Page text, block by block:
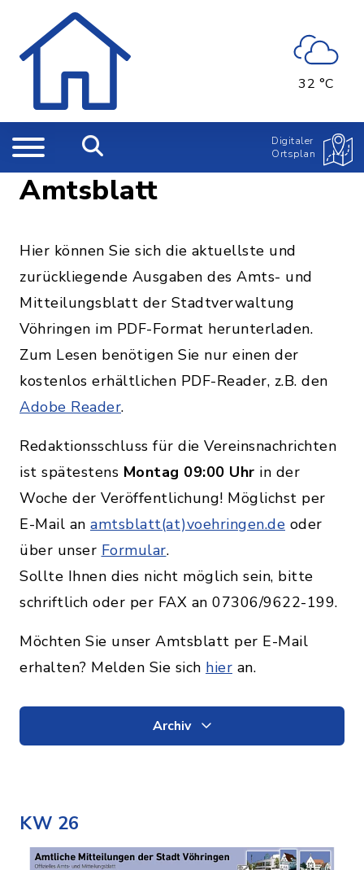
32 °C
Digitaler
Ortsplan
Amtsblatt
Hier können Sie sich die aktuellste und
zurückliegende Ausgaben des Amts- und
Mitteilungsblatt der Stadtverwaltung
Vöhringen im PDF-Format herunterladen.
Zum Lesen benötigen Sie nur einen der
kostenlos erhältlichen PDF-Reader, z.B. den
Adobe Reader.
Redaktionsschluss für die Vereinsnachrichten
ist spätestens Montag 09:00 Uhr in der
Woche der Veröffentlichung! Möglichst per
E-Mail an amtsblatt(at)voehringen.de oder
über unser Formular.
Sollte Ihnen dies nicht möglich sein, bitte
schriftlich oder per FAX an 07306/9622-199.
Möchten Sie unser Amtsblatt per E-Mail
erhalten? Melden Sie sich hier an.
Archiv
KW 26